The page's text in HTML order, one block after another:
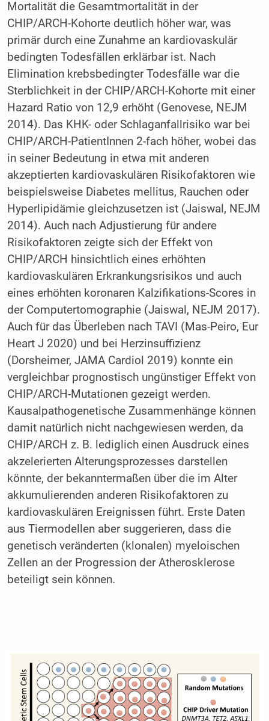
Mortalität die Gesamtmortalität in der
CHIP/ARCH-Kohorte deutlich höher war, was
primär durch eine Zunahme an kardiovaskulär
bedingten Todesfällen erklärbar ist. Nach
Elimination krebsbedingter Todesfälle war die
Sterblichkeit in der CHIP/ARCH-Kohorte mit einer
Hazard Ratio von 12,9 erhöht (Genovese, NEJM
2014). Das KHK- oder Schlaganfallrisiko war bei
CHIP/ARCH-PatientInnen 2-fach höher, wobei das
in seiner Bedeutung in etwa mit anderen
akzeptierten kardiovaskulären Risikofaktoren wie
beispielsweise Diabetes mellitus, Rauchen oder
Hyperlipidämie gleichzusetzen ist (Jaiswal, NEJM
2014). Auch nach Adjustierung für andere
Risikofaktoren zeigte sich der Effekt von
CHIP/ARCH hinsichtlich eines erhöhten
kardiovaskulären Erkrankungsrisikos und auch
eines erhöhten koronaren Kalzifikations-Scores in
der Computertomographie (Jaiswal, NEJM 2017).
Auch für das Überleben nach TAVI (Mas-Peiro, Eur
Heart J 2020) und bei Herzinsuffizienz
(Dorsheimer, JAMA Cardiol 2019) konnte ein
vergleichbar prognostisch ungünstiger Effekt von
CHIP/ARCH-Mutationen gezeigt werden.
Kausalpathogenetische Zusammenhänge können
damit natürlich nicht nachgewiesen werden, da
CHIP/ARCH z. B. lediglich einen Ausdruck eines
akzelerierten Alterungsprozesses darstellen
könnte, der bekanntermaßen über die im Alter
akkumulierenden anderen Risikofaktoren zu
kardiovaskulären Ereignissen führt. Erste Daten
aus Tiermodellen aber suggerieren, dass die
genetisch veränderten (klonalen) myeloischen
Zellen an der Progression der Atherosklerose
beteiligt sein können.